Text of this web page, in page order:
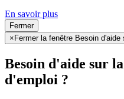
En savoir plus
Fermer
× Fermer la fenêtre Besoin
Besoin d'aide sur
d'emploi ?